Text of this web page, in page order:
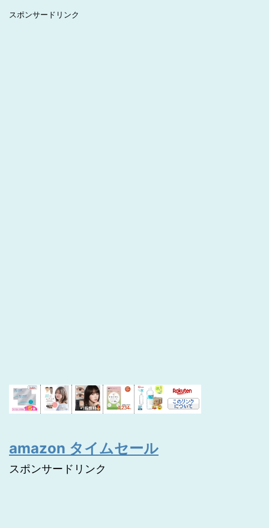
スポンサードリンク
amazon タイムセール
スポンサードリンク